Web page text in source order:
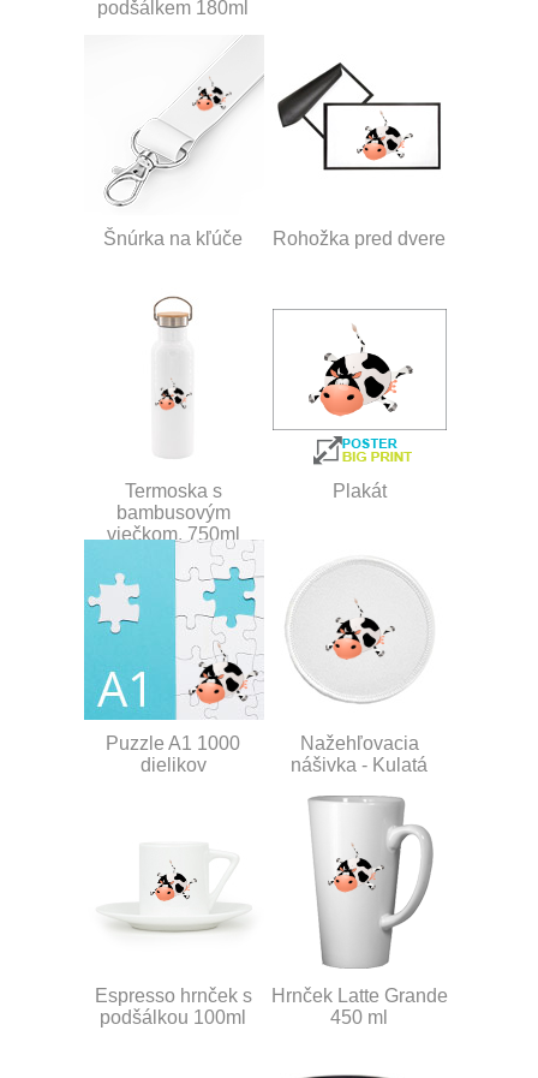
podšálkem 180ml
Šnúrka na kľúče Rohožka pred dvere
Termoska s
bambusovým
viečkom, 750ml
Plakát
Puzzle A1 1000
dielikov
Nažehľovacia
nášivka - Kulatá
Espresso hrnček s
podšálkou 100ml
Hrnček Latte Grande
450 ml